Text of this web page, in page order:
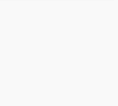
煲汤食用。
浓缩，加入炼蜜熬成膏。
止泻。适用于胃肠功能紊